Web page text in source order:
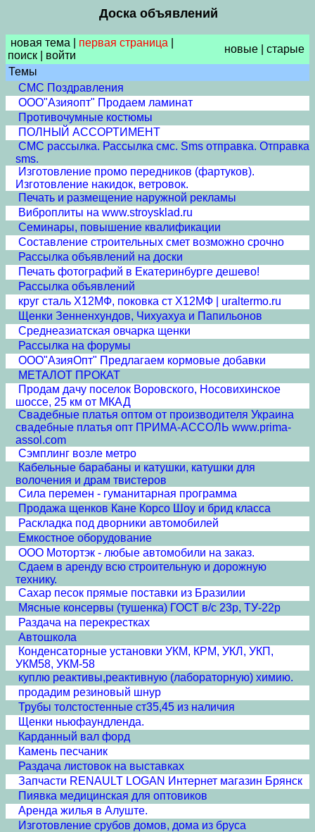
Доска объявлений
новая тема первая страница
поиск
войти
новые
старые
Темы
СМС Поздравления
ООО"Азияопт" Продаем ламинат
Противочумные костюмы
ПОЛНЫЙ АССОРТИМЕНТ
СМС рассылка. Рассылка смс. Sms отправка. Отправка
sms.
Изготовление промо передников (фартуков).
Изготовление накидок, ветровок.
Печать и размещение наружной рекламы
Виброплиты на www.stroysklad.ru
Семинары, повышение квалификации
Составление строительных смет возможно срочно
Рассылка объявлений на доски
Печать фотографий в Екатеринбурге дешево!
Рассылка объявлений
круг сталь Х12МФ, поковка ст Х12МФ | uraltermo.ru
Щенки Зенненхундов, Чихуахуа и Папильонов
Среднеазиатская овчарка щенки
Рассылка на форумы
ООО"АзияОпт" Предлагаем кормовые добавки
МЕТАЛОТ ПРОКАТ
Продам дачу поселок Воровского, Носовихинское
шоссе, 25 км от МКАД
Свадебные платья оптом от производителя Украина
свадебные платья опт ПРИМА-АССОЛЬ www.prima-
assol.com
Сэмплинг возле метро
Кабельные барабаны и катушки, катушки для
волочения и драм твистеров
Сила перемен - гуманитарная программа
Продажа щенков Кане Корсо Шоу и брид класса
Раскладка под дворники автомобилей
Емкостное оборудование
ООО Мотортэк - любые автомобили на заказ.
Сдаем в аренду всю строительную и дорожную
технику.
Сахар песок прямые поставки из Бразилии
Мясные консервы (тушенка) ГОСТ в/с 23р, ТУ-22р
Раздача на перекрестках
Автошкола
Конденсаторные установки УКМ, КРМ, УКЛ, УКП,
УКМ58, УКМ-58
куплю реактивы,реактивную (лабораторную) химию.
продадим резиновый шнур
Трубы толстостенные ст35,45 из наличия
Щенки ньюфаундленда.
Карданный вал форд
Камень песчаник
Раздача листовок на выставках
Запчасти RENAULT LOGAN Интернет магазин Брянск
Пиявка медицинская для оптовиков
Аренда жилья в Алуште.
Изготовление срубов домов, дома из бруса